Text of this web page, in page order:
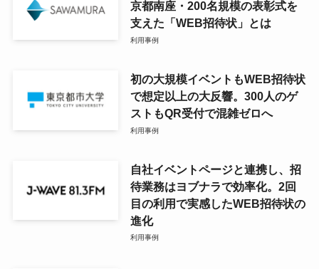
京都南座・200名規模の表彰式を
支えた「WEB招待状」とは
利用事例
初の大規模イベントもWEB招待状
で想定以上の大反響。300人のゲ
ストもQR受付で混雑ゼロへ
利用事例
自社イベントページと連携し、招
待業務はヨブナラで効率化。2回
目の利用で実感したWEB招待状の
進化
利用事例